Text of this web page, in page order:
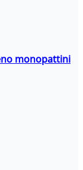
monopattini